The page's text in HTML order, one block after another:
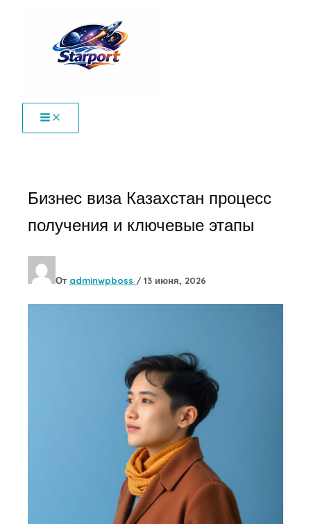
содержимому
Бизнес виза Казахстан процесс
получения и ключевые этапы
От adminwpboss / 13 июня, 2026